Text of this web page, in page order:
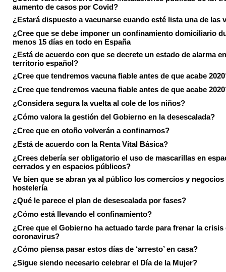
aumento de casos por Covid?
¿Estará dispuesto a vacunarse cuando esté lista una de las
¿Cree que se debe imponer un confinamiento domiciliario
menos 15 días en todo en España
¿Está de acuerdo con que se decrete un estado de alarma
territorio español?
¿Cree que tendremos vacuna fiable antes de que acabe
¿Cree que tendremos vacuna fiable antes de que acabe
¿Considera segura la vuelta al cole de los niños?
¿Cómo valora la gestión del Gobierno en la desescalada?
¿Cree que en otoño volverán a confinarnos?
¿Está de acuerdo con la Renta Vital Básica?
¿Crees debería ser obligatorio el uso de mascarillas en
cerrados y en espacios públicos?
Ve bien que se abran ya al público los comercios y negocios
hostelería
¿Qué le parece el plan de desescalada por fases?
¿Cómo está llevando el confinamiento?
¿Cree que el Gobierno ha actuado tarde para frenar la crisis
coronavirus?
¿Cómo piensa pasar estos días de ‘arresto’ en casa?
¿Sigue siendo necesario celebrar el Día de la Mujer?